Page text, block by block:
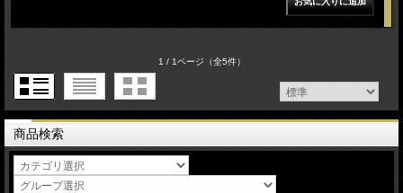
1 / 1ページ（全5件）
商品検索